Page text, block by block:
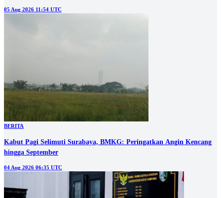
05 Aug 2026 11:54 UTC
BERITA
Kabut Pagi Selimuti Surabaya, BMKG: Peringatkan Angin Kencang
hingga September
04 Aug 2026 06:35 UTC